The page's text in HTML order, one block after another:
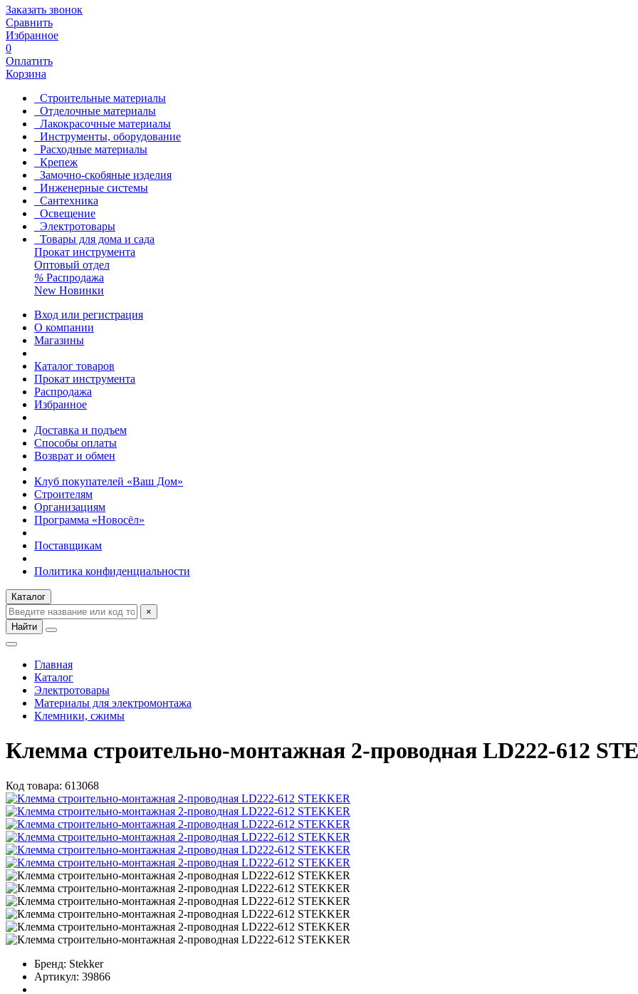
Заказать звонок
Сравнить
Избранное
0
Оплатить
Корзина
Строительные материалы
Отделочные материалы
Лакокрасочные материалы
Инструменты, оборудование
Расходные материалы
Крепеж
Замочно-скобяные изделия
Инженерные системы
Сантехника
Освещение
Электротовары
Товары для дома и сада
Прокат инструмента
Оптовый отдел
% Распродажа
New Новинки
Вход или регистрация
О компании
Магазины
Каталог товаров
Прокат инструмента
Распродажа
Избранное
Доставка и подъем
Способы оплаты
Возврат и обмен
Клуб покупателей «Ваш Дом»
Строителям
Организациям
Программа «Новосёл»
Поставщикам
Политика конфиденциальности
Каталог
×
Найти
Главная
Каталог
Электротовары
Материалы для электромонтажа
Клемники, сжимы
Клемма строительно-монтажная 2-проводная LD222-612
Код товара: 613068
Бренд: Stekker
Артикул: 39866